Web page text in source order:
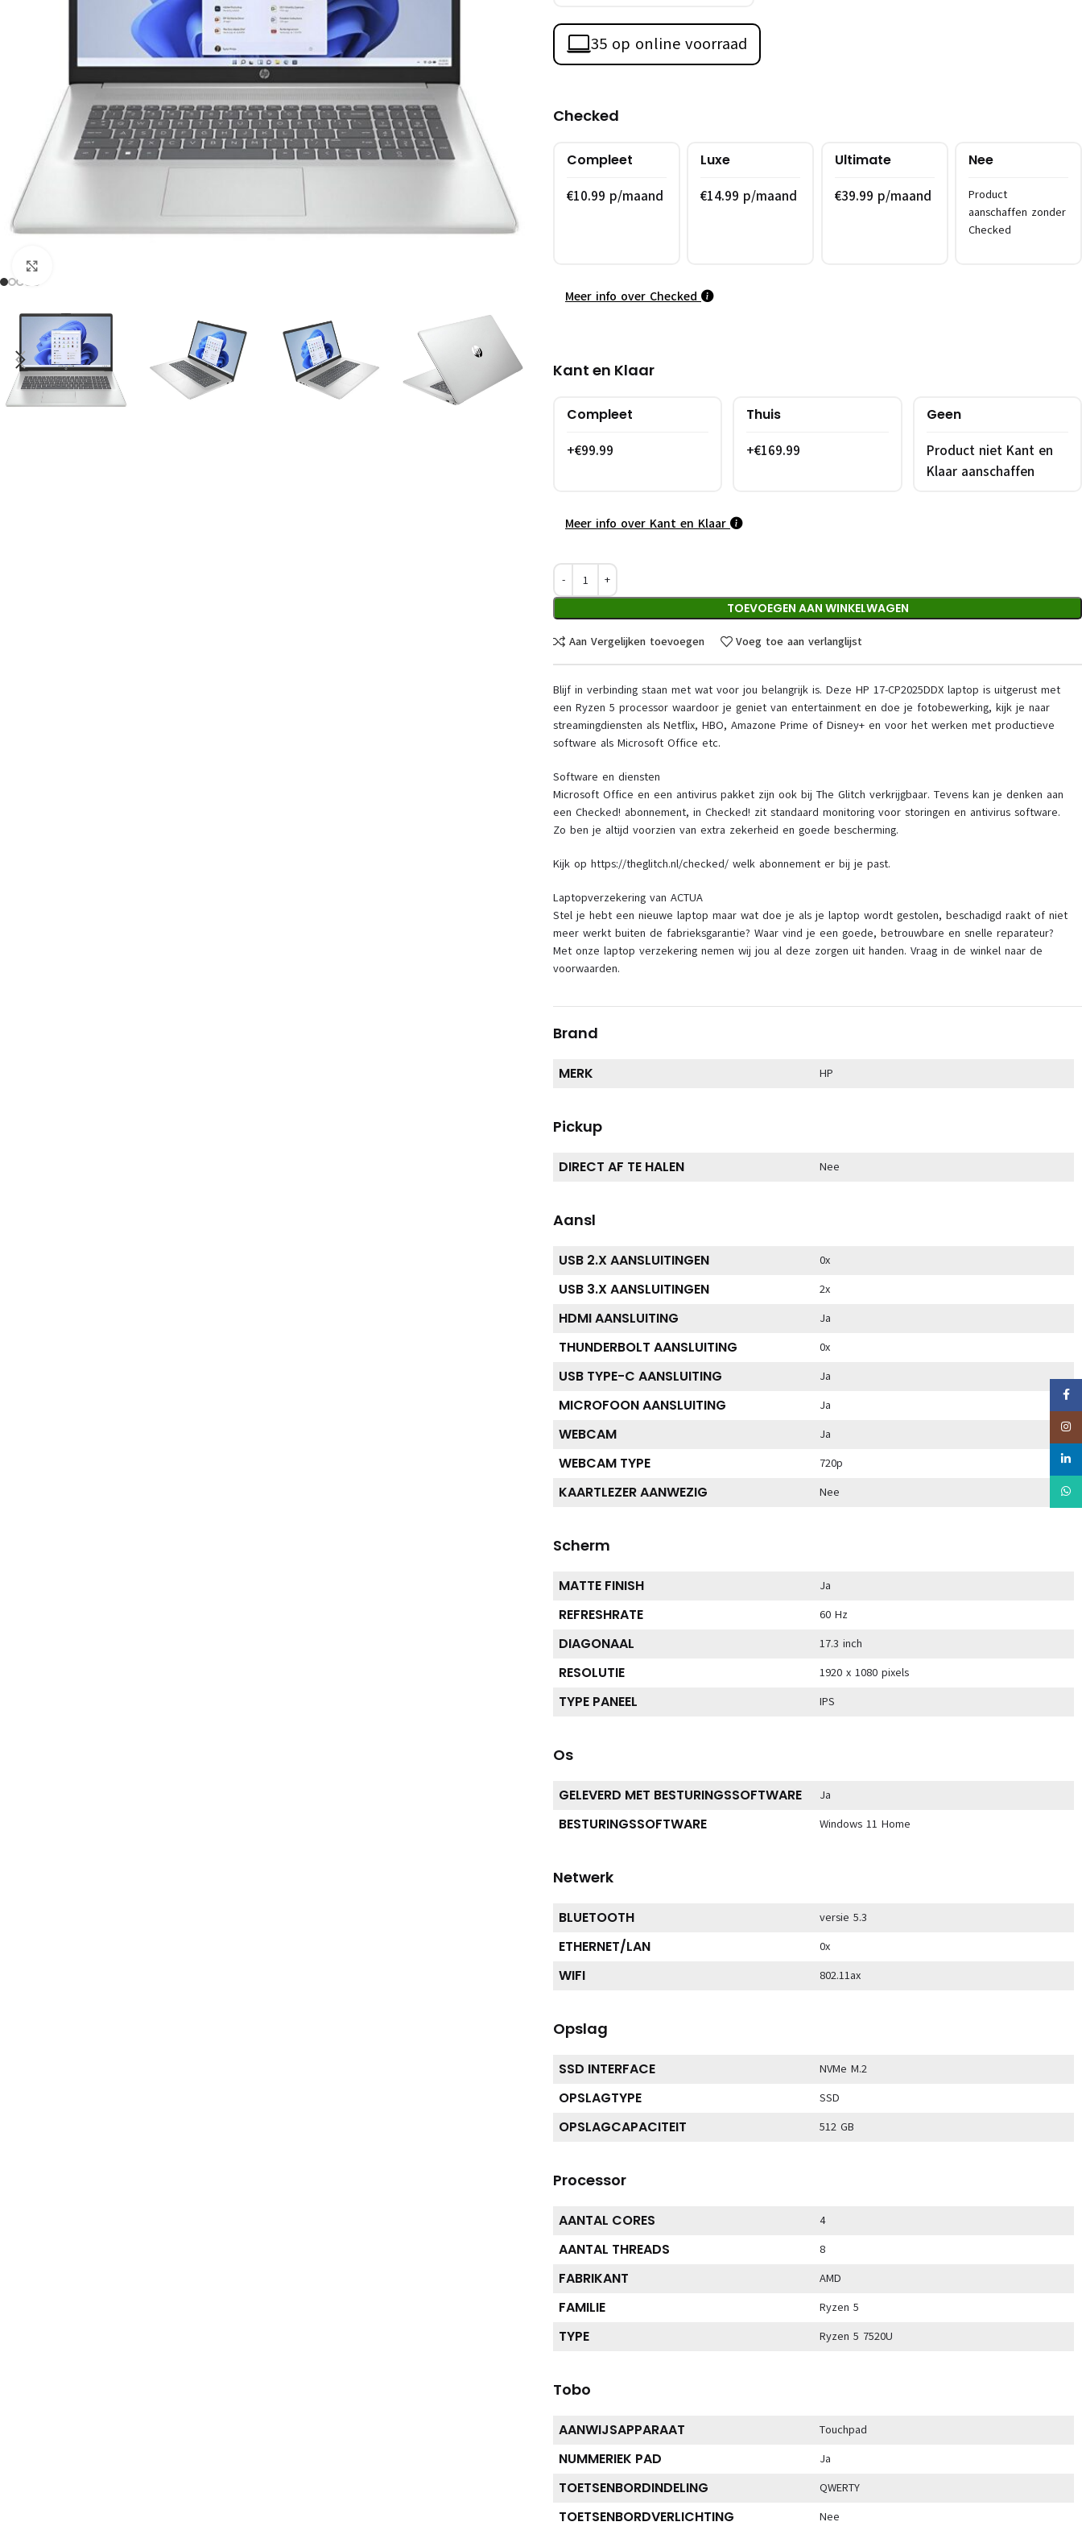
35 op online voorraad
Checked
Compleet
€10.99 p/maand
Luxe
€14.99 p/maand
Ultimate
€39.99 p/maand
Nee
Product
aanschaffen zonder
Checked
Meer info over Checked
Kant en Klaar
Compleet
+€99.99
Thuis
+€169.99
Geen
Product niet Kant en
Klaar aanschaffen
Meer info over Kant en Klaar
TOEVOEGEN AAN WINKELWAGEN
Aan Vergelijken toevoegen Voeg toe aan verlanglijst
Blijf in verbinding staan met wat voor jou belangrijk is. Deze HP 17-CP2025DDX laptop is uitgerust met
een Ryzen 5 processor waardoor je geniet van entertainment en doe je fotobewerking, kijk je naar
streamingdiensten als Netflix, HBO, Amazone Prime of Disney+ en voor het werken met productieve
software als Microsoft Office etc.
Software en diensten
Microsoft Office en een antivirus pakket zijn ook bij The Glitch verkrijgbaar. Tevens kan je denken aan
een Checked! abonnement, in Checked! zit standaard monitoring voor storingen en antivirus software.
Zo ben je altijd voorzien van extra zekerheid en goede bescherming.
Kijk op https://theglitch.nl/checked/ welk abonnement er bij je past.
Laptopverzekering van ACTUA
Stel je hebt een nieuwe laptop maar wat doe je als je laptop wordt gestolen, beschadigd raakt of niet
meer werkt buiten de fabrieksgarantie? Waar vind je een goede, betrouwbare en snelle reparateur?
Met onze laptop verzekering nemen wij jou al deze zorgen uit handen. Vraag in de winkel naar de
voorwaarden.
Brand
MERK HP
Pickup
DIRECT AF TE HALEN Nee
Aansl
USB 2.X AANSLUITINGEN 0x
USB 3.X AANSLUITINGEN 2x
HDMI AANSLUITING Ja
THUNDERBOLT AANSLUITING 0x
USB TYPE-C AANSLUITING Ja
MICROFOON AANSLUITING Ja
WEBCAM Ja
WEBCAM TYPE 720p
KAARTLEZER AANWEZIG Nee
Scherm
MATTE FINISH Ja
REFRESHRATE 60 Hz
DIAGONAAL 17.3 inch
RESOLUTIE 1920 x 1080 pixels
TYPE PANEEL IPS
Os
GELEVERD MET BESTURINGSSOFTWARE Ja
BESTURINGSSOFTWARE Windows 11 Home
Netwerk
BLUETOOTH versie 5.3
ETHERNET/LAN 0x
WIFI 802.11ax
Opslag
SSD INTERFACE NVMe M.2
OPSLAGTYPE SSD
OPSLAGCAPACITEIT 512 GB
Processor
AANTAL CORES 4
AANTAL THREADS 8
FABRIKANT AMD
FAMILIE Ryzen 5
TYPE Ryzen 5 7520U
Tobo
AANWIJSAPPARAAT Touchpad
NUMMERIEK PAD Ja
TOETSENBORDINDELING QWERTY
TOETSENBORDVERLICHTING Nee